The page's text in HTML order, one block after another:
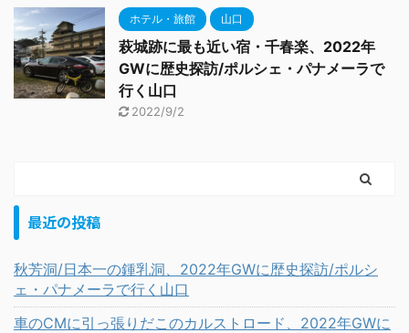
ホテル・旅館 山口
萩城跡に最も近い宿・千春楽、2022年
GWに歴史探訪/ポルシェ・パナメーラで
行く山口
2022/9/2
最近の投稿
秋芳洞/日本一の鍾乳洞、2022年GWに歴史探訪/ポルシ
ェ・パナメーラで行く山口
車のCMに引っ張りだこのカルストロード、2022年GWに